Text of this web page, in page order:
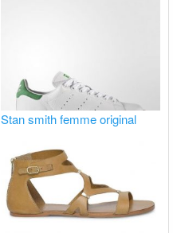
Stan smith femme original